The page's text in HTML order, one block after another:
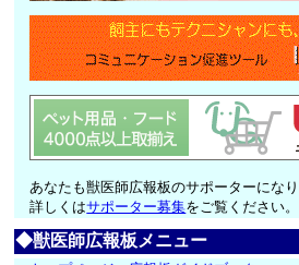
あなたも獣医師広報板のサポーターになり
詳しくはサポーター募集をご覧ください。
◆獣医師広報板メニュー